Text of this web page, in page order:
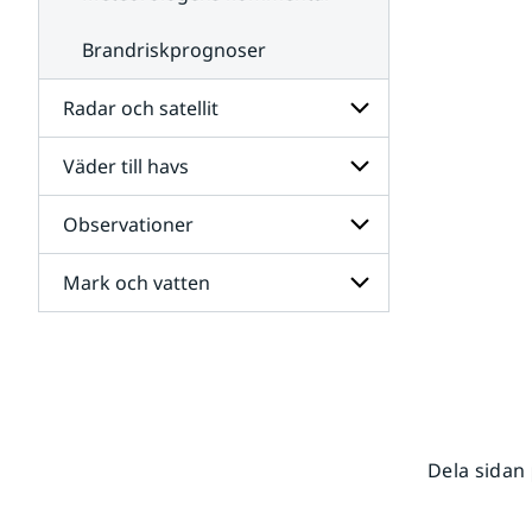
Brandriskprognoser
Radar och satellit
Undersidor
för
Radar
och
satellit
Väder till havs
Undersidor
för
Väder
till
havs
Observationer
Undersidor
för
Mark och vatten
Dela sidan